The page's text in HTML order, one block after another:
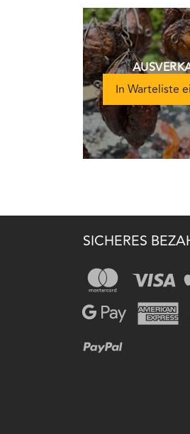
In Warteliste
SICHERES